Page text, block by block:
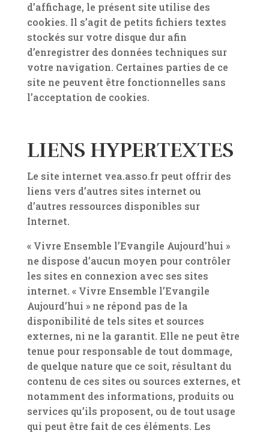
d’affichage, le présent site utilise des
cookies. Il s’agit de petits fichiers textes
stockés sur votre disque dur afin
d’enregistrer des données techniques sur
votre navigation. Certaines parties de ce
site ne peuvent être fonctionnelles sans
l’acceptation de cookies.
LIENS HYPERTEXTES
Le site internet vea.asso.fr peut offrir des
liens vers d’autres sites internet ou
d’autres ressources disponibles sur
Internet.
« Vivre Ensemble l’Evangile Aujourd’hui »
ne dispose d’aucun moyen pour contrôler
les sites en connexion avec ses sites
internet. « Vivre Ensemble l’Evangile
Aujourd’hui » ne répond pas de la
disponibilité de tels sites et sources
externes, ni ne la garantit. Elle ne peut être
tenue pour responsable de tout dommage,
de quelque nature que ce soit, résultant du
contenu de ces sites ou sources externes, et
notamment des informations, produits ou
services qu’ils proposent, ou de tout usage
qui peut être fait de ces éléments. Les